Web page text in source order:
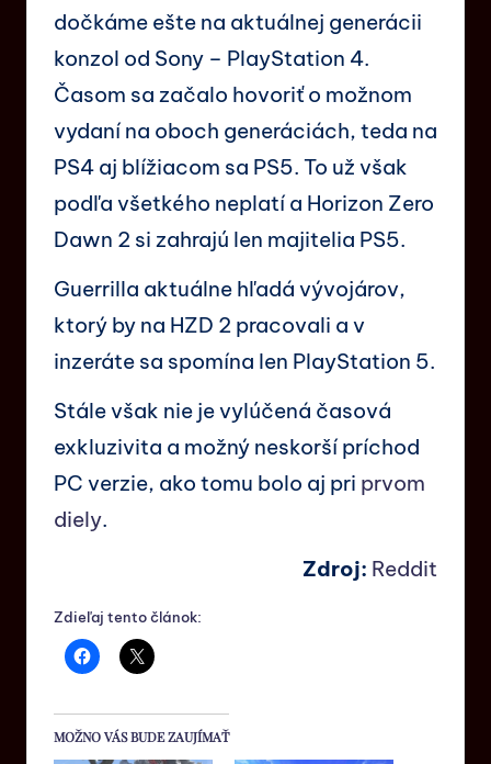
dočkáme ešte na aktuálnej generácii
konzol od Sony – PlayStation 4.
Časom sa začalo hovoriť o možnom
vydaní na oboch generáciách, teda na
PS4 aj blížiacom sa PS5. To už však
podľa všetkého neplatí a Horizon Zero
Dawn 2 si zahrajú len majitelia PS5.
Guerrilla aktuálne hľadá vývojárov,
ktorý by na HZD 2 pracovali a v
inzeráte sa spomína len PlayStation 5.
Stále však nie je vylúčená časová
exkluzivita a možný neskorší príchod
PC verzie, ako tomu bolo aj pri prvom
diely.
Zdroj: Reddit
Zdieľaj tento článok:
MOŽNO VÁS BUDE ZAUJÍMAŤ